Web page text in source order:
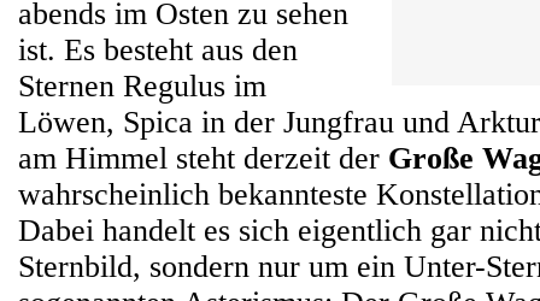
abends im Osten zu sehen
ist. Es besteht aus den
Sternen Regulus im
Löwen, Spica in der Jungfrau und
am Himmel steht derzeit der Große
wahrscheinlich bekannteste
Dabei handelt es sich eigentlich gar
Sternbild, sondern nur um ein Unter-